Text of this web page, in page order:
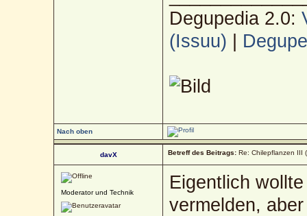
Degupedia 2.0:
(Issuu)
Nach oben
davX Betreff des Beitrags: Re: Chilepflanzen III
Moderator und Technik
Eigentlich
vermelden,